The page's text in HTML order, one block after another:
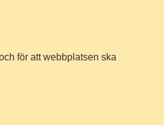
för att webbplatsen ska